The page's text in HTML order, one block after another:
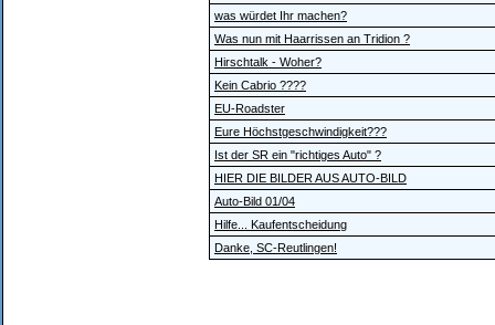
was würdet Ihr machen?
Was nun mit Haarrissen an Tridion ?
Hirschtalk - Woher?
Kein Cabrio ????
EU-Roadster
Eure Höchstgeschwindigkeit???
Ist der SR ein "richtiges Auto" ?
HIER DIE BILDER AUS AUTO-BILD
Auto-Bild 01/04
Hilfe... Kaufentscheidung
Danke, SC-Reutlingen!